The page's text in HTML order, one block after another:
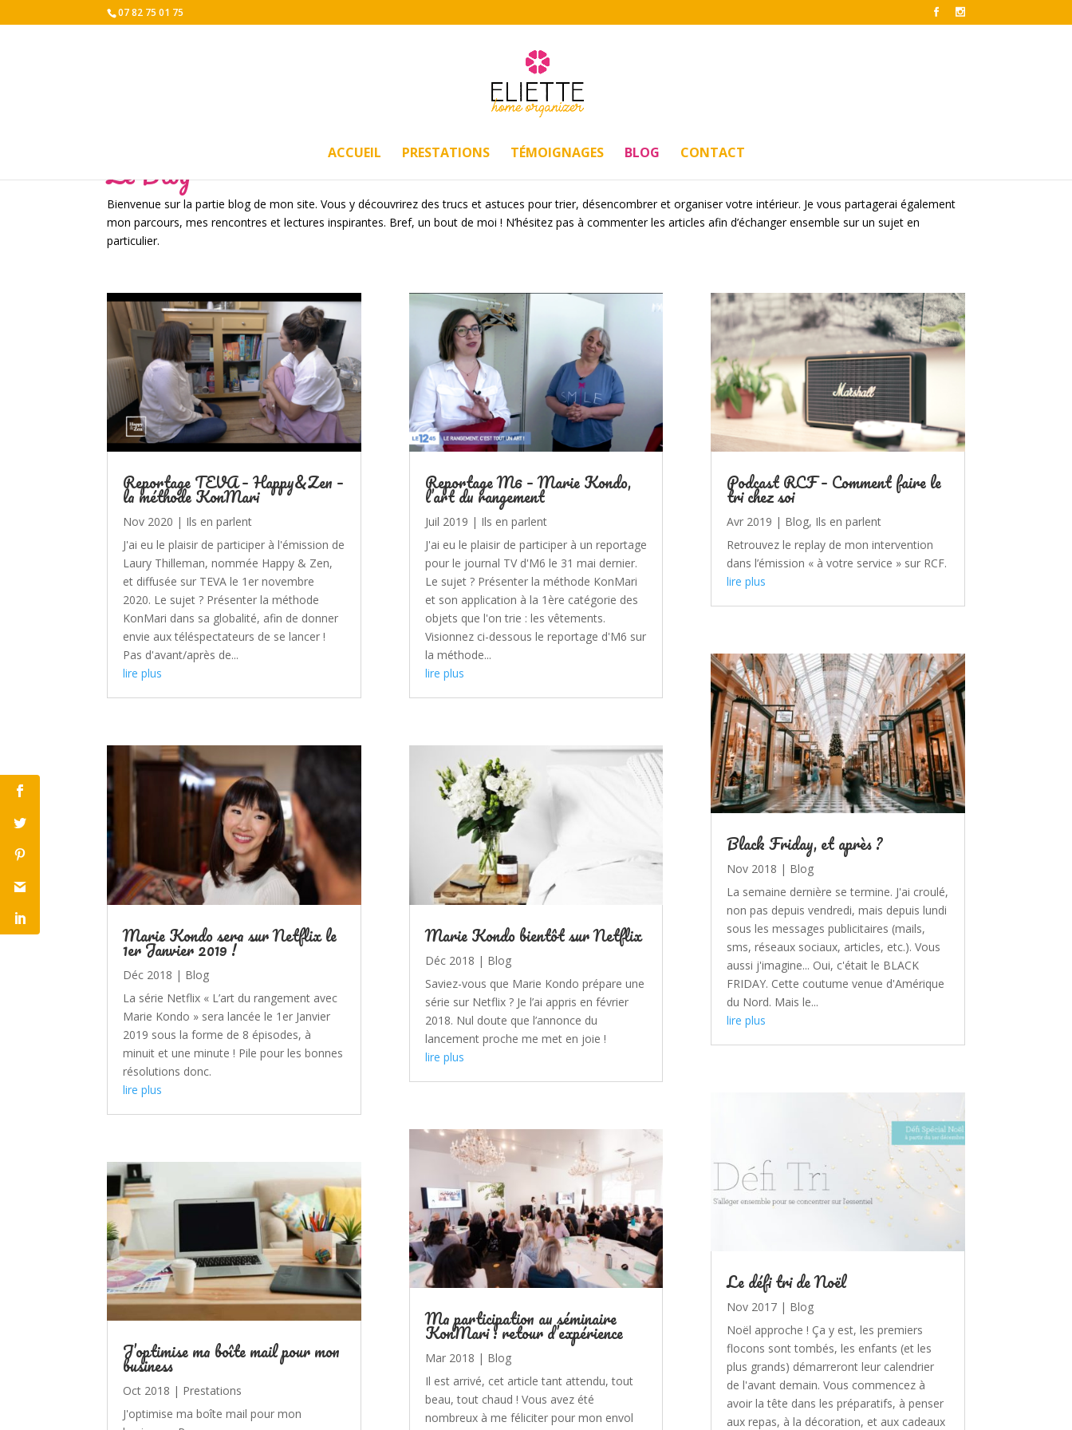
07 82 75 01 75
ACCUEIL PRESTATIONS TÉMOIGNAGES BLOG CONTACT
Le Blog
Bienvenue sur la partie blog de mon site. Vous y découvrirez des trucs et astuces pour trier, désencombrer et organiser votre intérieur. Je vous partagerai également
mon parcours, mes rencontres et lectures inspirantes. Bref, un bout de moi ! N’hésitez pas à commenter les articles afin d’échanger ensemble sur un sujet en
particulier.
Reportage TEVA – Happy&Zen –
la méthode KonMari
Nov 2020 | Ils en parlent
J'ai eu le plaisir de participer à l'émission de
Laury Thilleman, nommée Happy & Zen,
et diffusée sur TEVA le 1er novembre
2020. Le sujet ? Présenter la méthode
KonMari dans sa globalité, afin de donner
envie aux téléspectateurs de se lancer !
Pas d'avant/après de...
lire plus
Marie Kondo sera sur Netflix le
1er Janvier 2019 !
Déc 2018 | Blog
La série Netflix « L’art du rangement avec
Marie Kondo » sera lancée le 1er Janvier
2019 sous la forme de 8 épisodes, à
minuit et une minute ! Pile pour les bonnes
résolutions donc.
lire plus
J’optimise ma boîte mail pour mon
business
Oct 2018 | Prestations
J'optimise ma boîte mail pour mon
Reportage M6 – Marie Kondo,
l’art du rangement
Juil 2019 | Ils en parlent
J'ai eu le plaisir de participer à un reportage
pour le journal TV d'M6 le 31 mai dernier.
Le sujet ? Présenter la méthode KonMari
et son application à la 1ère catégorie des
objets que l'on trie : les vêtements.
Visionnez ci-dessous le reportage d'M6 sur
la méthode...
lire plus
Marie Kondo bientôt sur Netflix
Déc 2018 | Blog
Saviez-vous que Marie Kondo prépare une
série sur Netflix ? Je l’ai appris en février
2018. Nul doute que l’annonce du
lancement proche me met en joie !
lire plus
Ma participation au séminaire
KonMari : retour d’expérience
Mar 2018 | Blog
Il est arrivé, cet article tant attendu, tout
beau, tout chaud ! Vous avez été
nombreux à me féliciter pour mon envol
Podcast RCF – Comment faire le
tri chez soi
Avr 2019 | Blog, Ils en parlent
Retrouvez le replay de mon intervention
dans l’émission « à votre service » sur RCF.
lire plus
Black Friday, et après ?
Nov 2018 | Blog
La semaine dernière se termine. J'ai croulé,
non pas depuis vendredi, mais depuis lundi
sous les messages publicitaires (mails,
sms, réseaux sociaux, articles, etc.). Vous
aussi j'imagine... Oui, c'était le BLACK
FRIDAY. Cette coutume venue d'Amérique
du Nord. Mais le...
lire plus
Le défi tri de Noël
Nov 2017| Blog
Noël approche ! Ça y est, les premiers
flocons sont tombés, les enfants (et les
plus grands) démarreront leur calendrier
de l'avant demain. Vous commencez à
avoir la tête dans les préparatifs, à penser
aux repas, à la décoration, et aux cadeaux